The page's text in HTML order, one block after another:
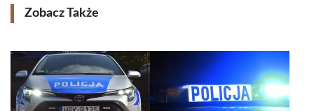
Zobacz Także